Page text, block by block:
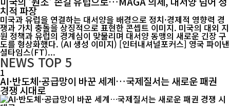
치적 파장
미국과 유럽을 연결하는 대서양을 배경으로 정치·경제적 영향력 경
쟁과 가치 충돌을 상징적으로 표현한 콘셉트 이미지. 미국의 대외 지
원 정책과 유럽의 경계심이 맞물리며 대서양 동맹의 새로운 긴장 구
도를 형상화했다. (AI 생성 이미지) [인터내셔널포커스] 영국 파이낸
셜타임스(FT)...
NEWS TOP 5
1
AI·반도체·공급망이 바꾼 세계…국제질서는 새로운 패권
경쟁 시대로